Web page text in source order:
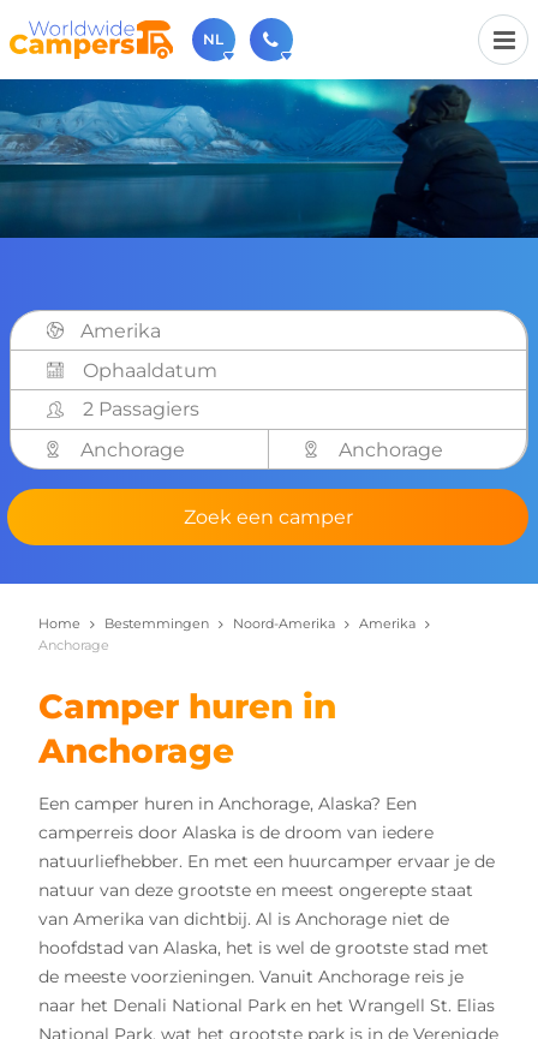
NL
030-6974964
Bel ons gerust (beschikbaar ma t/m vr van 9u tot 17u).
sales@worldwidecampers.com
Je kunt ons natuurlijk ook altijd een mailtje sturen.
Amerika
2 Passagiers
Anchorage
Anchorage
Zoek een camper
Home Bestemmingen Noord-Amerika
Amerika
Anchorage
Camper huren in
Anchorage
Een camper huren in Anchorage, Alaska? Een
camperreis door Alaska is de droom van iedere
natuurliefhebber. En met een huurcamper ervaar je de
natuur van deze grootste en meest ongerepte staat
van Amerika van dichtbij. Al is Anchorage niet de
hoofdstad van Alaska, het is wel de grootste stad met
de meeste voorzieningen. Vanuit Anchorage reis je
naar het Denali National Park en het Wrangell St. Elias
National Park, wat het grootste park is in de Verenigde